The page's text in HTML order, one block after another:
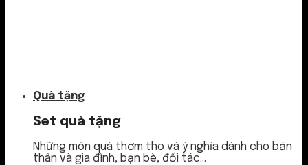
Quà tặng
Set quà tặng
Những món quà thơm tho và ý nghĩa dành cho bản
thân và gia đình, bạn bè, đối tác...